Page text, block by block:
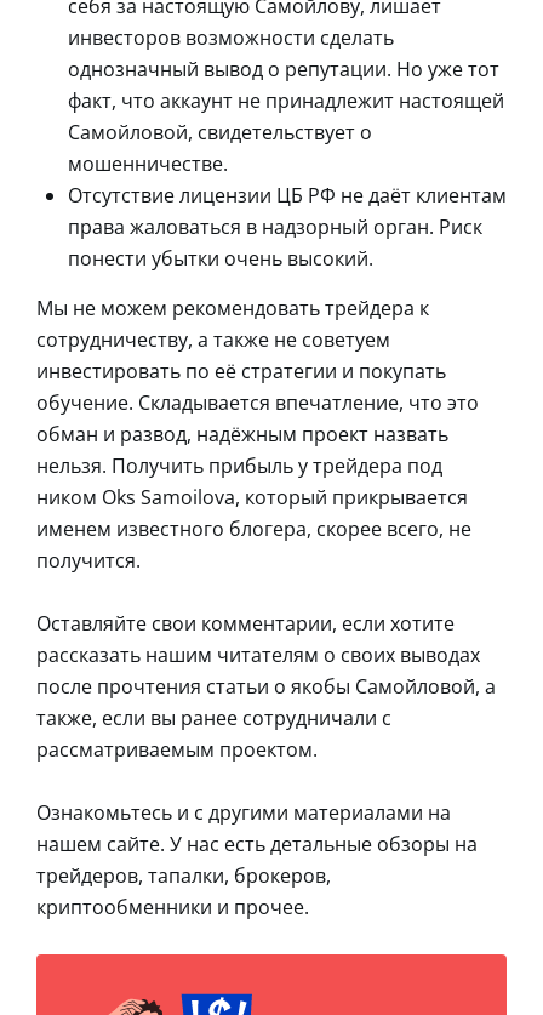
себя за настоящую Самойлову, лишает
инвесторов возможности сделать
однозначный вывод о репутации. Но уже тот
факт, что аккаунт не принадлежит настоящей
Самойловой, свидетельствует о
мошенничестве.
Отсутствие лицензии ЦБ РФ не даёт клиентам
права жаловаться в надзорный орган. Риск
понести убытки очень высокий.
Мы не можем рекомендовать трейдера к
сотрудничеству, а также не советуем
инвестировать по её стратегии и покупать
обучение. Складывается впечатление, что это
обман и развод, надёжным проект назвать
нельзя. Получить прибыль у трейдера под
ником Oks Samoilova, который прикрывается
именем известного блогера, скорее всего, не
получится.
Оставляйте свои комментарии, если хотите
рассказать нашим читателям о своих выводах
после прочтения статьи о якобы Самойловой, а
также, если вы ранее сотрудничали с
рассматриваемым проектом.
Ознакомьтесь и с другими материалами на
нашем сайте. У нас есть детальные обзоры на
трейдеров, тапалки, брокеров,
криптообменники и прочее.